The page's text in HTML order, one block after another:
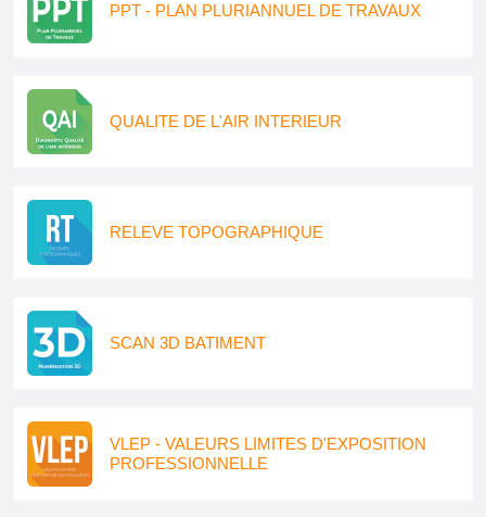
PPT - PLAN PLURIANNUEL DE TRAVAUX
QUALITE DE L'AIR INTERIEUR
RELEVE TOPOGRAPHIQUE
SCAN 3D BATIMENT
VLEP - VALEURS LIMITES D'EXPOSITION
PROFESSIONNELLE